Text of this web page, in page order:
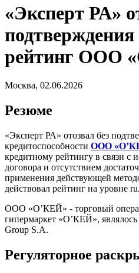
«Эксперт РА»
рейтинг ООО
Москва, 02.06.2026
Резюме
«Эксперт РА» отозвал без
кредитоспособности ООО
кредитному рейтингу в связи с
договора и отсутствием
применения действующей
действовал рейтинг на уровне
ООО «О’КЕЙ» - торговый
гипермаркет «О’КЕЙ»,
Group S.A.
Регуляторное